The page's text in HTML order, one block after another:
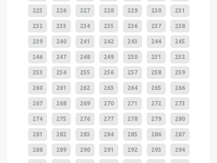
225 226 227 228 229 230 231
232 233 234 235 236 237 238
239 240 241 242 243 244 245
246 247 248 249 250 251 252
253 254 255 256 257 258 259
260 261 262 263 264 265 266
267 268 269 270 271 272 273
274 275 276 277 278 279 280
281 282 283 284 285 286 287
288 289 290 291 292 293 294